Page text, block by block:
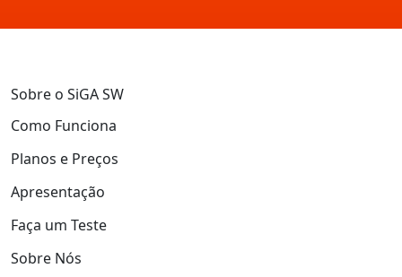
Sobre o SiGA SW
Como Funciona
Planos e Preços
Apresentação
Faça um Teste
Sobre Nós